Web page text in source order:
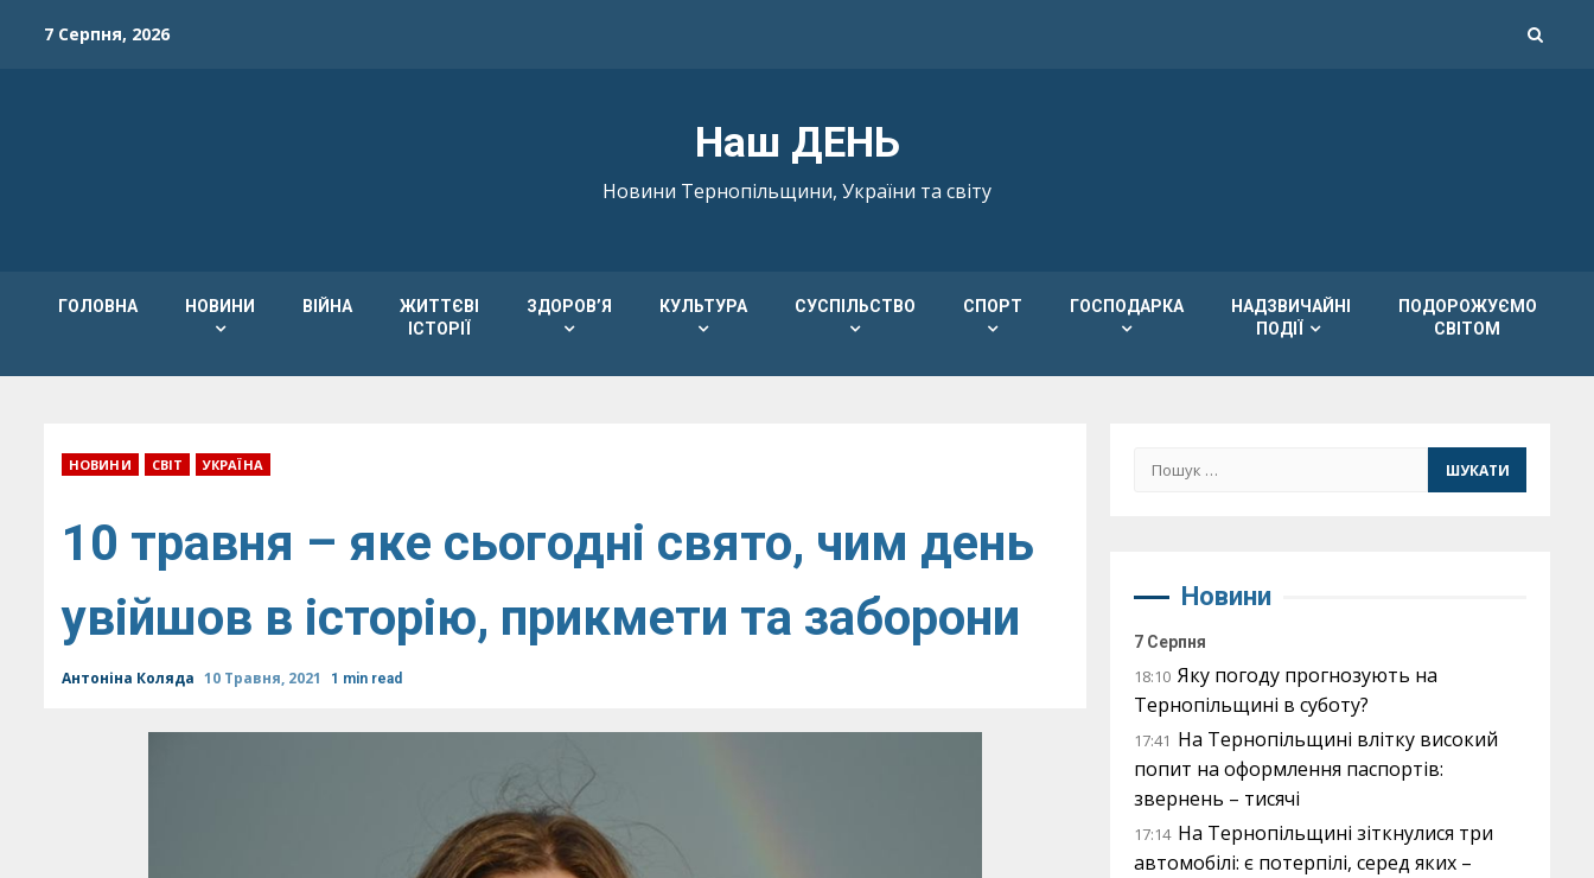
7 Серпня, 2026
Наш ДЕНЬ
Новини Тернопільщини, України та світу
ГОЛОВНА НОВИНИ ВІЙНА
ЖИТТЄВІ
ІСТОРІЇ
ЗДОРОВ’Я КУЛЬТУРА СУСПІЛЬСТВО СПОРТ ГОСПОДАРКА
НАДЗВИЧАЙНІ
ПОДІЇ
ПОДОРОЖУЄМО
СВІТОМ
НОВИНИ СВІТ УКРАЇНА
10 травня – яке сьогодні свято, чим день
увійшов в історію, прикмети та заборони
Антоніна Коляда 10 Травня, 2021 1 min read
Пошук:
Новини
7 Серпня
18:10 Яку погоду прогнозують на
Тернопільщині в суботу?
17:41 На Тернопільщині влітку високий
попит на оформлення паспортів:
звернень – тисячі
17:14 На Тернопільщині зіткнулися три
автомобілі: є потерпілі, серед яких –